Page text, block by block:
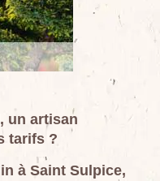
un artisan
tarifs ?
à Saint Sulpice,